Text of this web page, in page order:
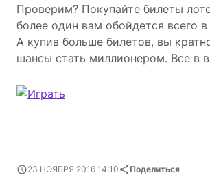
Проверим? Покупайте билеты
более один вам обойдется всего
А купив больше билетов, вы
шансы стать миллионером. Все в
23 НОЯБРЯ 2016 14:10 Поделиться